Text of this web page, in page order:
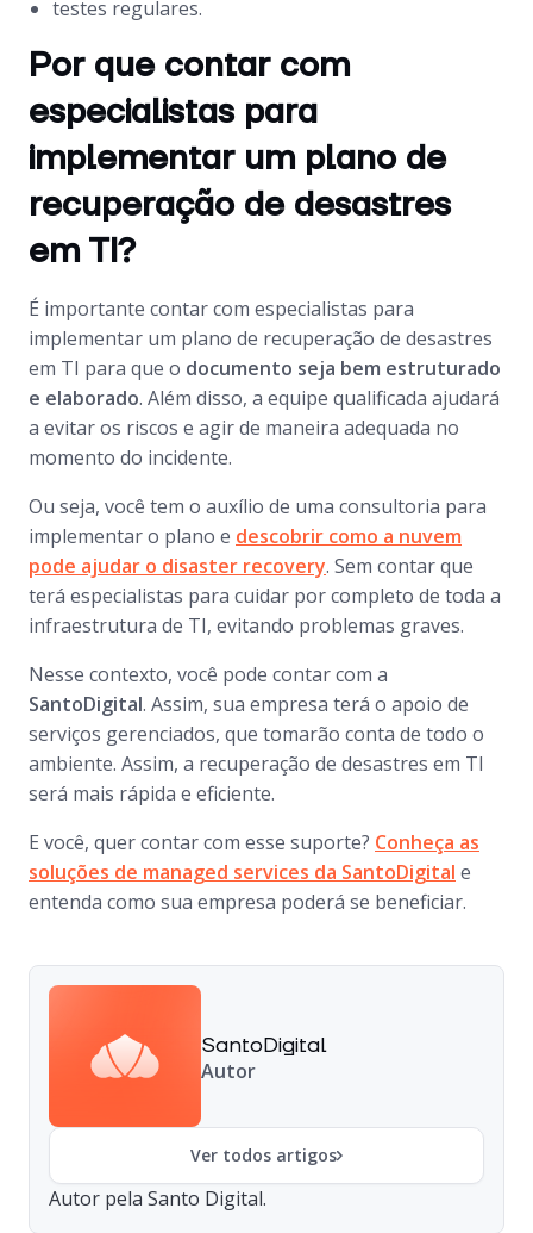
testes regulares.
Por que contar com
especialistas para
implementar um plano de
recuperação de desastres
em TI?
É importante contar com especialistas para
implementar um plano de recuperação de desastres
em TI para que o documento seja bem estruturado
e elaborado. Além disso, a equipe qualificada ajudará
a evitar os riscos e agir de maneira adequada no
momento do incidente.
Ou seja, você tem o auxílio de uma consultoria para
implementar o plano e descobrir como a nuvem
pode ajudar o disaster recovery. Sem contar que
terá especialistas para cuidar por completo de toda a
infraestrutura de TI, evitando problemas graves.
Nesse contexto, você pode contar com a
SantoDigital. Assim, sua empresa terá o apoio de
serviços gerenciados, que tomarão conta de todo o
ambiente. Assim, a recuperação de desastres em TI
será mais rápida e eficiente.
E você, quer contar com esse suporte? Conheça as
soluções de managed services da SantoDigital e
entenda como sua empresa poderá se beneficiar.
SantoDigital
Autor
Ver todos artigos
Autor pela Santo Digital.